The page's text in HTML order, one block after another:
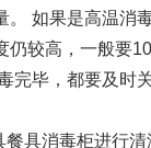
。 如果是高温消
仍较高，一般要
完毕，都要及时
餐具消毒柜进行